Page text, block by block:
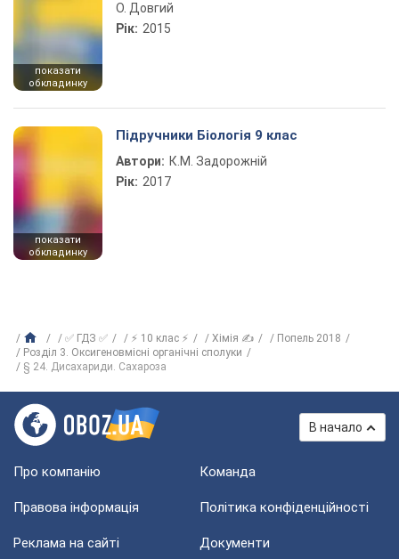
показати
обкладинку
О. Довгий
Рік: 2015
показати
обкладинку
Підручники Біологія 9 клас
Автори: К.М. Задорожній
Рік: 2017
✅ ГДЗ ✅ ⚡ 10 клас ⚡ Хімія ✍
Попель 2018
Розділ 3. Оксигеновмісні органічні сполуки
§ 24. Дисахариди. Сахароза
В начало
Про компанію Команда
Правова інформація Політика конфіденційності
Реклама на сайті Документи